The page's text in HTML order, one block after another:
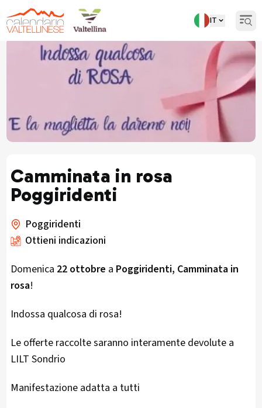
IT
Camminata in rosa
Poggiridenti
Poggiridenti
Ottieni indicazioni
Domenica 22 ottobre a Poggiridenti, Camminata in
rosa!
Indossa qualcosa di rosa!
Le offerte raccolte saranno interamente devolute a
LILT Sondrio
Manifestazione adatta a tutti